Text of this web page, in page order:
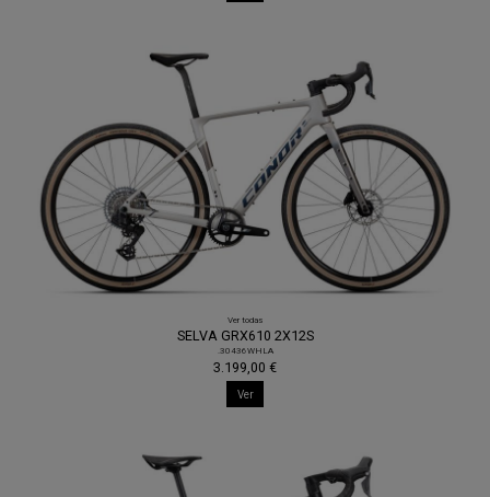
Ver todas
SELVA GRX610 2X12S
.30436WHLA
3.199,00 €
Ver